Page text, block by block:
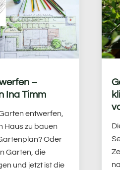
–
Ina Timm
entwerfen,
Haus zu bauen
Oder
Garten, die
und jetzt ist die